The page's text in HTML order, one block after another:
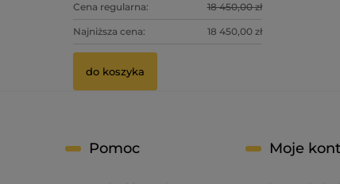
Cena regularna: 18 450,00 zł
Najniższa cena: 18 450,00 zł
do koszyka
Pomoc Moje